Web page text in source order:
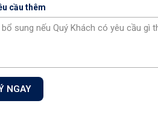
cầu thêm
NGAY